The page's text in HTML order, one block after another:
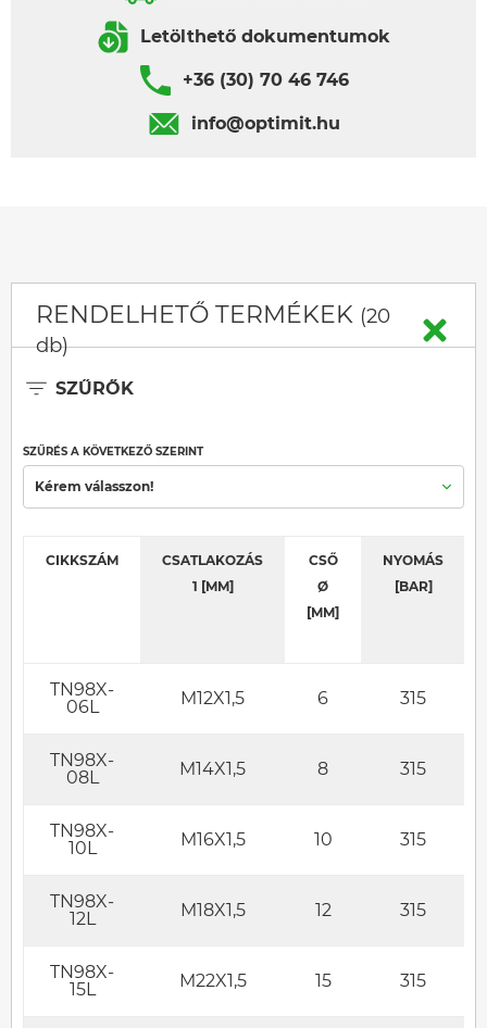
Letölthető dokumentumok
+36 (30) 70 46 746
info@optimit.hu
RENDELHETŐ TERMÉKEK (20
db)
SZŰRŐK
SZŰRÉS A KÖVETKEZŐ SZERINT
Kérem válasszon!
CIKKSZÁM
CSATLAKOZÁS
1 [MM]
CSŐ
Ø
[MM]
NYOMÁS
[BAR]
TN98X-
06L
M12X1,5 6 315
TN98X-
08L
M14X1,5 8 315
TN98X-
10L
M16X1,5 10 315
TN98X-
12L
M18X1,5 12 315
TN98X-
15L
M22X1,5 15 315